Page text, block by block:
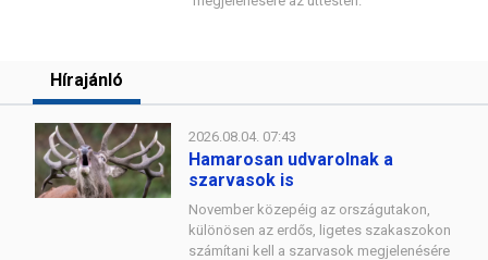
Hírajánló
2026.08.04. 07:43
Hamarosan udvarolnak a
szarvasok is
November közepéig az országutakon,
különösen az erdős, ligetes szakaszokon
számítani kell a szarvasok megjelenésére